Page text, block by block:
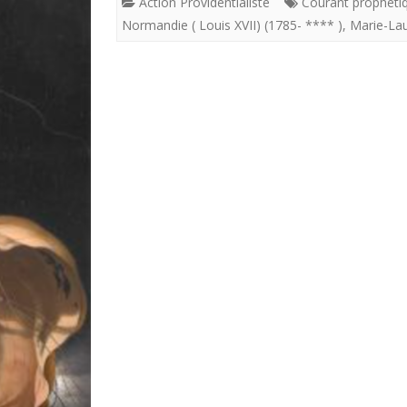
Normandie ( Louis XVII) (1785- **** ), Marie-